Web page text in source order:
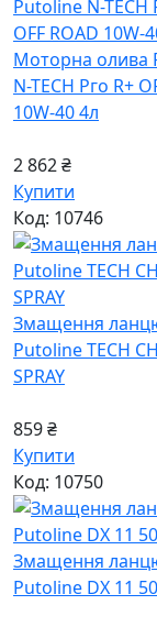
Моторна олива
N-TECH Рго R+
10W-40 4л
2 862 ₴
Купити
Код: 10746
Змащення
Putoline TECH
SPRAY
859 ₴
Купити
Код: 10750
Змащення
Putoline DX 11